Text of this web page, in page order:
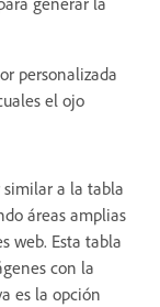
personalizada
el ojo
a la tabla
áreas amplias
web. Esta tabla
con la
es la opción